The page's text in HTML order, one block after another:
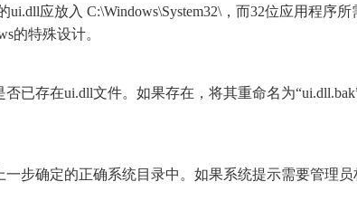
ui.dll应放入 C:\Windows\System32\，而32位应用程序所
的特殊设计。
已存在ui.dll文件。如果存在，将其重命名为
步确定的正确系统目录中。如果系统提示需要管理员